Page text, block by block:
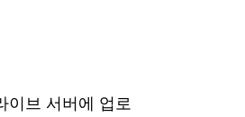
이브 서버에 업로